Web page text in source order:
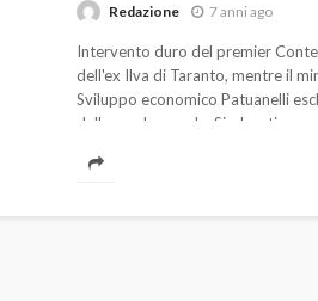
Redazione 7 anni ago
Intervento duro del premier
dell'ex Ilva di Taranto, mentre il
Sviluppo economico Patuanelli
dello scudo penale. Sindacati